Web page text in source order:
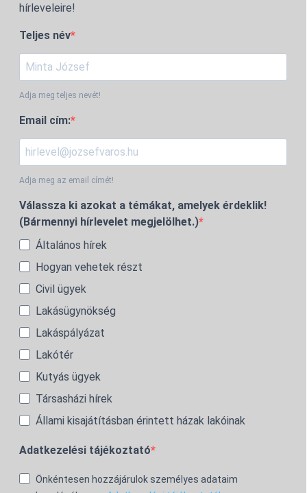
hírleveleire!
Teljes név
Adja meg teljes nevét!
Email cím:
Adja meg az email címét!
Válassza ki azokat a témákat, amelyek érdeklik!
(Bármennyi hírlevelet megjelölhet.)
Általános hírek
Hogyan vehetek részt
Civil ügyek
Lakásügynökség
Lakáspályázat
Lakótér
Kutyás ügyek
Társasházi hírek
Állami kisajátításban érintett házak lakóinak
Adatkezelési tájékoztató
Önkéntesen hozzájárulok személyes adataim